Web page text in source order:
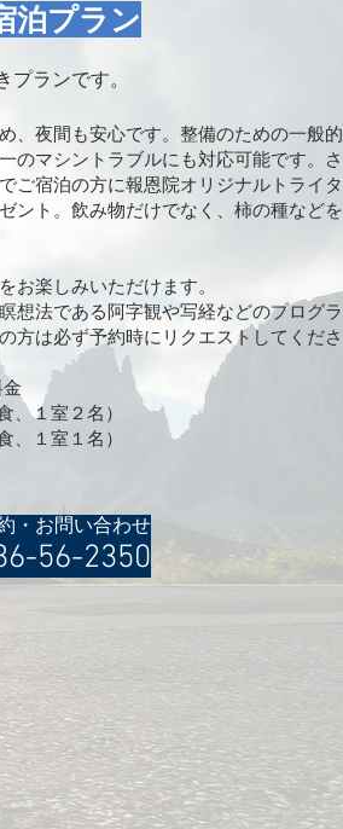
泊プラン
ランです。
、夜間も安心です。整備のための一般的
のマシントラブルにも対応可能です。さ
ご宿泊の方に報恩院オリジナルトライタ
ント。飲み物だけでなく、柿の種などを
お楽しみいただけます。
想法である阿字観や写経などのプログラ
方は必ず予約時にリクエストしてくださ
、１室２名）
１室１名）
・お問い合わせ
56-2350